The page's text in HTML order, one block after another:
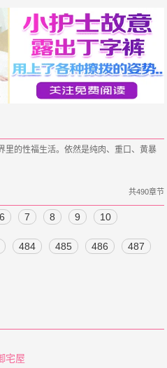
共490章节
6 7 8 9 10
484 485 486 487
宅屋